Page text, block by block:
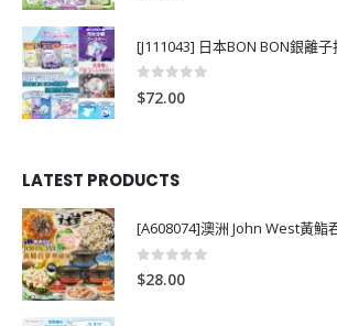
0
$72.00
LATEST PRODUCTS
[A608074]澳洲 John West黃鮨
0 out of 5
$28.00